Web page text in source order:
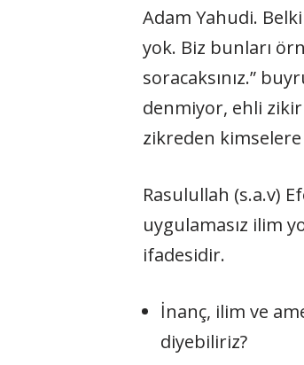
Adam Yahudi.
yok. Biz bunları
soracaksınız.”
denmiyor, ehli zikir
zikreden
Rasulullah (s.a.v)
uygulamasız ilim
ifadesidir.
İnanç, ilim ve
diyebiliriz?